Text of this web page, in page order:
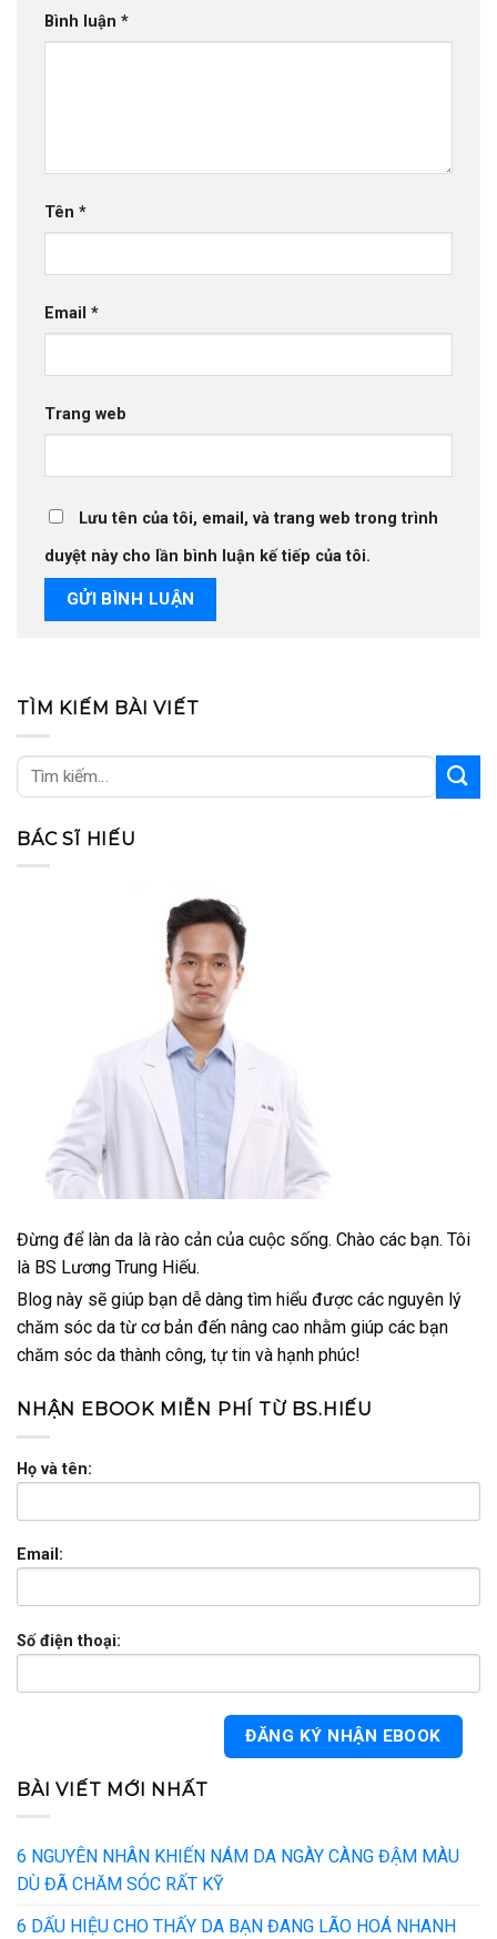
Bình luận *
Tên *
Email *
Trang web
Lưu tên của tôi, email, và trang web trong trình
duyệt này cho lần bình luận kế tiếp của tôi.
TÌM KIẾM BÀI VIẾT
BÁC SĨ HIẾU
Đừng để làn da là rào cản của cuộc sống. Chào các bạn. Tôi
là BS Lương Trung Hiếu.
Blog này sẽ giúp bạn dễ dàng tìm hiểu được các nguyên lý
chăm sóc da từ cơ bản đến nâng cao nhằm giúp các bạn
chăm sóc da thành công, tự tin và hạnh phúc!
NHẬN EBOOK MIỄN PHÍ TỪ BS.HIẾU
Họ và tên:
Email:
Số điện thoại:
BÀI VIẾT MỚI NHẤT
6 NGUYÊN NHÂN KHIẾN NÁM DA NGÀY CÀNG ĐẬM MÀU
DÙ ĐÃ CHĂM SÓC RẤT KỸ
6 DẤU HIỆU CHO THẤY DA BẠN ĐANG LÃO HOÁ NHANH